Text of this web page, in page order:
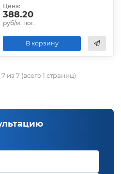
Цена:
388.20
руб/м. пог.
В корзину
из 7 (всего 1 страниц)